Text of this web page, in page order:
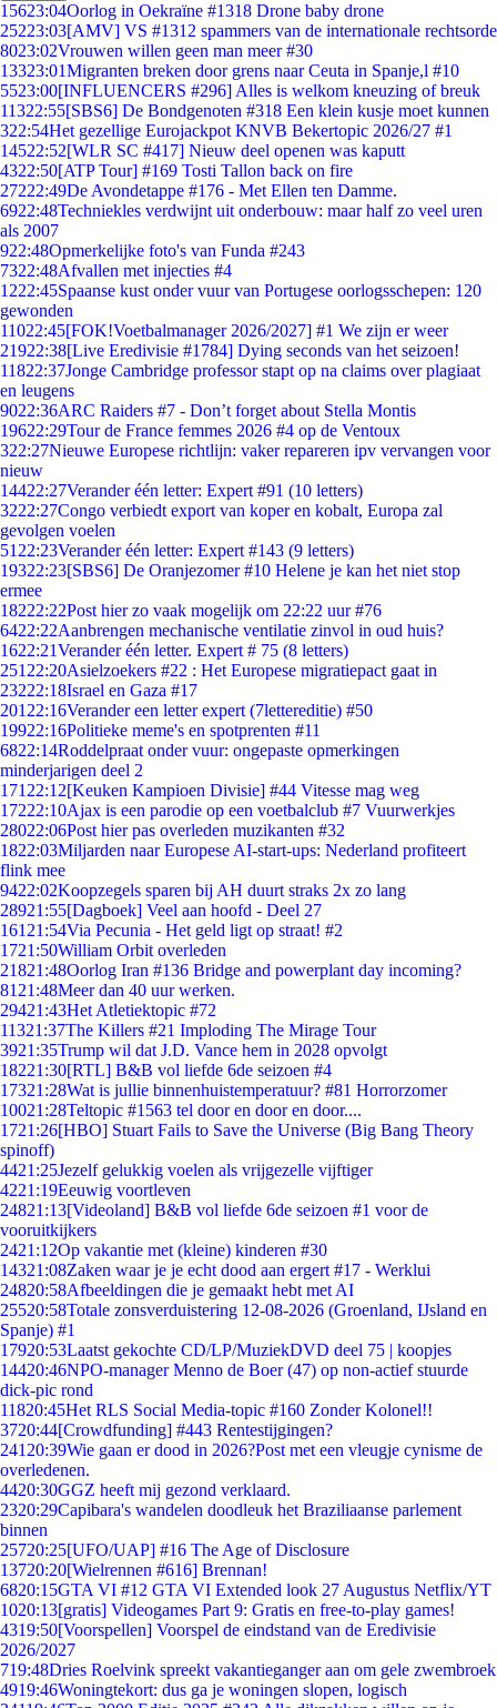
15623:04Oorlog in Oekraïne #1318 Drone baby drone
25223:03[AMV] VS #1312 spammers van de internationale rechtsorde
8023:02Vrouwen willen geen man meer #30
13323:01Migranten breken door grens naar Ceuta in Spanje,l #10
5523:00[INFLUENCERS #296] Alles is welkom kneuzing of breuk
11322:55[SBS6] De Bondgenoten #318 Een klein kusje moet kunnen
322:54Het gezellige Eurojackpot KNVB Bekertopic 2026/27 #1
14522:52[WLR SC #417] Nieuw deel openen was kaputt
4322:50[ATP Tour] #169 Tosti Tallon back on fire
27222:49De Avondetappe #176 - Met Ellen ten Damme.
6922:48Techniekles verdwijnt uit onderbouw: maar half zo veel uren
als 2007
922:48Opmerkelijke foto's van Funda #243
7322:48Afvallen met injecties #4
1222:45Spaanse kust onder vuur van Portugese oorlogsschepen: 120
gewonden
11022:45[FOK!Voetbalmanager 2026/2027] #1 We zijn er weer
21922:38[Live Eredivisie #1784] Dying seconds van het seizoen!
11822:37Jonge Cambridge professor stapt op na claims over plagiaat
en leugens
9022:36ARC Raiders #7 - Don’t forget about Stella Montis
19622:29Tour de France femmes 2026 #4 op de Ventoux
322:27Nieuwe Europese richtlijn: vaker repareren ipv vervangen voor
nieuw
14422:27Verander één letter: Expert #91 (10 letters)
3222:27Congo verbiedt export van koper en kobalt, Europa zal
gevolgen voelen
51 22:23Verander één letter: Expert #143 (9 letters)
19322:23[SBS6] De Oranjezomer #10 Helene je kan het niet stop
ermee
18222:22Post hier zo vaak mogelijk om 22:22 uur #76
6422:22Aanbrengen mechanische ventilatie zinvol in oud huis?
1622:21Verander één letter. Expert # 75 (8 letters)
251 22:20Asielzoekers #22 : Het Europese migratiepact gaat in
23222:18Israel en Gaza #17
201 22:16Verander een letter expert (7lettereditie) #50
19922:16Politieke meme's en spotprenten #11
6822:14Roddelpraat onder vuur: ongepaste opmerkingen
minderjarigen deel 2
171 22:12[Keuken Kampioen Divisie] #44 Vitesse mag weg
17222:10Ajax is een parodie op een voetbalclub #7 Vuurwerkjes
28022:06Post hier pas overleden muzikanten #32
1822:03Miljarden naar Europese AI-start-ups: Nederland profiteert
flink mee
9422:02Koopzegels sparen bij AH duurt straks 2x zo lang
28921:55[Dagboek] Veel aan hoofd - Deel 27
161 21:54Via Pecunia - Het geld ligt op straat! #2
1721:50William Orbit overleden
21821:48Oorlog Iran #136 Bridge and powerplant day incoming?
81 21:48Meer dan 40 uur werken.
29421:43Het Atletiektopic #72
11321:37The Killers #21 Imploding The Mirage Tour
3921:35Trump wil dat J.D. Vance hem in 2028 opvolgt
18221:30[RTL] B&B vol liefde 6de seizoen #4
17321:28Wat is jullie binnenhuistemperatuur? #81 Horrorzomer
10021:28Teltopic #1563 tel door en door en door....
1721:26[HBO] Stuart Fails to Save the Universe (Big Bang Theory
spinoff)
4421:25Jezelf gelukkig voelen als vrijgezelle vijftiger
4221:19Eeuwig voortleven
24821:13[Videoland] B&B vol liefde 6de seizoen #1 voor de
vooruitkijkers
2421:12Op vakantie met (kleine) kinderen #30
14321:08Zaken waar je je echt dood aan ergert #17 - Werklui
24820:58Afbeeldingen die je gemaakt hebt met AI
25520:58Totale zonsverduistering 12-08-2026 (Groenland, IJsland en
Spanje) #1
17920:53Laatst gekochte CD/LP/MuziekDVD deel 75 | koopjes
14420:46NPO-manager Menno de Boer (47) op non-actief stuurde
dick-pic rond
11820:45Het RLS Social Media-topic #160 Zonder Kolonel!!
3720:44[Crowdfunding] #443 Rentestijgingen?
241 20:39Wie gaan er dood in 2026?Post met een vleugje cynisme de
overledenen.
4420:30GGZ heeft mij gezond verklaard.
2320:29Capibara's wandelen doodleuk het Braziliaanse parlement
binnen
25720:25[UFO/UAP] #16 The Age of Disclosure
13720:20[Wielrennen #616] Brennan!
6820:15GTA VI #12 GTA VI Extended look 27 Augustus Netflix/YT
1020:13[gratis] Videogames Part 9: Gratis en free-to-play games!
4319:50[Voorspellen] Voorspel de eindstand van de Eredivisie
2026/2027
719:48Dries Roelvink spreekt vakantieganger aan om gele zwembroek
4919:46Woningtekort: dus ga je woningen slopen, logisch